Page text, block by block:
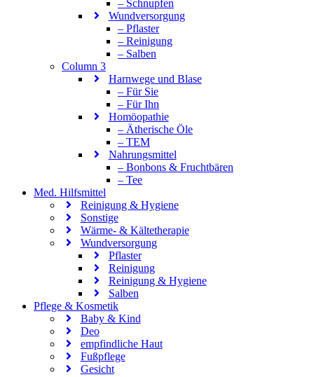
– Schnupfen
Wundversorgung
– Pflaster
– Reinigung
– Salben
Column 3
Harnwege und Blase
– Für Sie
– Für Ihn
Homöopathie
– Ätherische Öle
– TEM
Nahrungsmittel
– Bonbons & Fruchtbären
– Tee
Med. Hilfsmittel
Reinigung & Hygiene
Sonstige
Wärme- & Kältetherapie
Wundversorgung
Pflaster
Reinigung
Reinigung & Hygiene
Salben
Pflege & Kosmetik
Baby & Kind
Deo
empfindliche Haut
Fußpflege
Gesicht